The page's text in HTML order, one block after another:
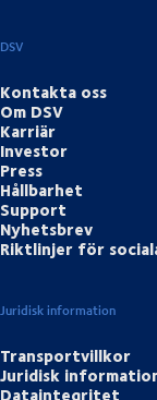
DSV
Kontakta oss
Om DSV
Karriär
Investor
Press
Hållbarhet
Support
Nyhetsbrev
Riktlinjer för
Juridisk information
Transportvillkor
Juridisk